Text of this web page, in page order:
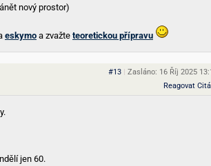
nový prostor)
eskymo a zvažte teoretickou přípravu
#13 | Zasláno: 16 Říj 2025
Reagovat
jen 60.